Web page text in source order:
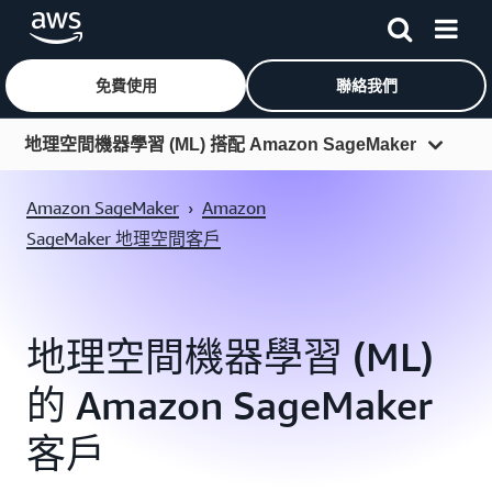
跳至主要內容
免費使用 聯絡我們
地理空間機器學習 (ML) 搭配 Amazon SageMaker
功能
常見問答集
客戶
Amazon SageMaker › Amazon
SageMaker 地理空間客戶
地理空間機器學習 (ML)
的 Amazon SageMaker
客戶